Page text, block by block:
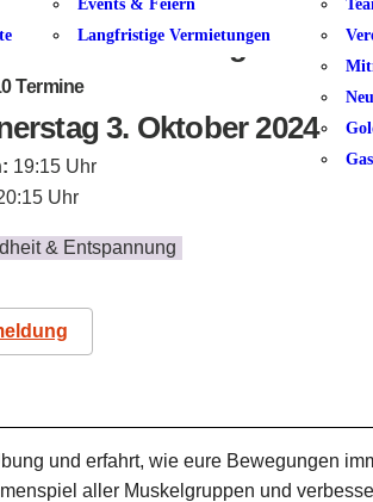
Events & Feiern
Langfristige Vermietungen
am Donnerstag
Termine
3. Oktober 2024
19:15 Uhr
Uhr
& Entspannung
und erfahrt, wie eure Bewegungen
aller Muskelgruppen und